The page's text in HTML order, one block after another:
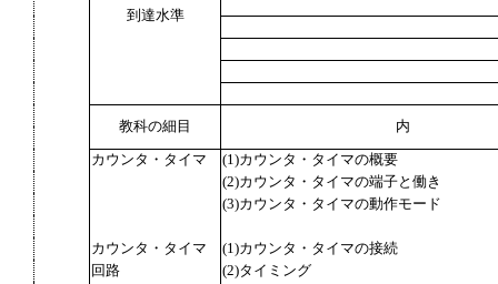
到達水準
教科の細目 内
カウンタ・タイマ
(1)カウンタ・タイマの概要
(2)カウンタ・タイマの端子と働き
(3)カウンタ・タイマの動作モード
カウンタ・タイマ
(1)カウンタ・タイマの接続
回路
(2)タイミング